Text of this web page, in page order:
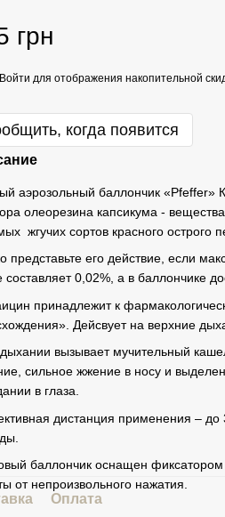
грн
Войти для отображения накопительной
когда появится
аэрозольный баллончик «Pfeffer»
олеорезина капсикума -
жгучих сортов красного острого
представьте его действие, если
составляет 0,02%, а в баллончике
принадлежит к
Дейсвует на верхние
вызывает мучительный
сильное жжение в носу и
в глаза.
дистанция применения –
баллончик оснащен
от непроизвольного нажатия.
Оплата